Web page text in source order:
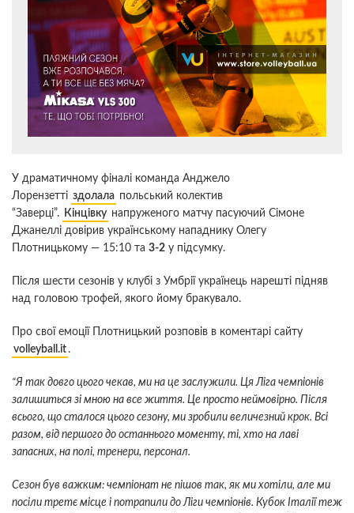
У драматичному фіналі команда Анджело
Лорензетті здолала польський колектив
“Заверці”. Кінцівку напруженого матчу пасуючий Сімоне
Джанеллі довірив українському нападнику Олегу
Плотницькому — 15:10 та 3-2 у підсумку.
Після шести сезонів у клубі з Умбрії українець нарешті підняв
над головою трофей, якого йому бракувало.
Про свої емоції Плотницький розповів в коментарі сайту
volleyball.it .
“Я так довго цього чекав, ми на це заслужили. Ця Ліга чемпіонів
залишиться зі мною на все життя. Це просто неймовірно. Після
всього, що сталося цього сезону, ми зробили величезний крок. Всі
разом, від першого до останнього моменту, ті, хто на лаві
запасних, на полі, тренери, персонал.
Сезон був важким: чемпіонат не пішов так, як ми хотіли, але ми
посіли третє місце і потрапили до Ліги чемпіонів. Кубок Італії теж